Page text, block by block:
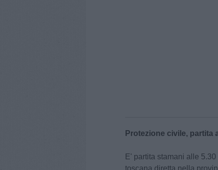
Protezione civile, partita
E' partita stamani alle